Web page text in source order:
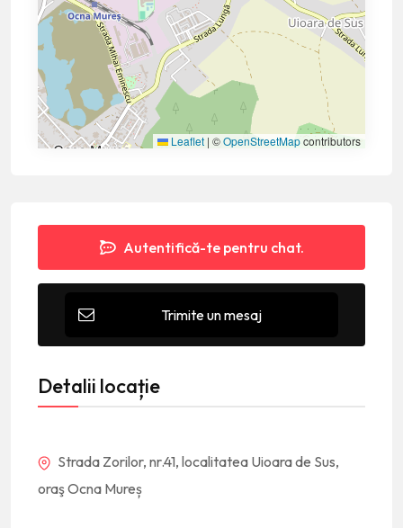
Leaflet | ©OpenStreetMapcontributors
Autentifică-te pentru chat.
Trimite un mesaj
Detalii locație
Strada Zorilor, nr.41, localitatea Uioara de Sus,
oraş Ocna Mureș